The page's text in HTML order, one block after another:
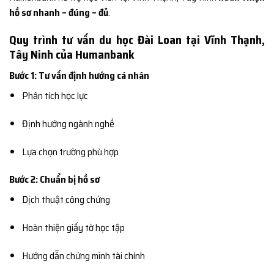
hồ sơ nhanh – đúng – đủ.
Quy trình tư vấn du học Đài Loan tại Vĩnh Thạnh,
Tây Ninh của Humanbank
Bước 1: Tư vấn định hướng cá nhân
Phân tích học lực
Định hướng ngành nghề
Lựa chọn trường phù hợp
Bước 2: Chuẩn bị hồ sơ
Dịch thuật công chứng
Hoàn thiện giấy tờ học tập
Hướng dẫn chứng minh tài chính